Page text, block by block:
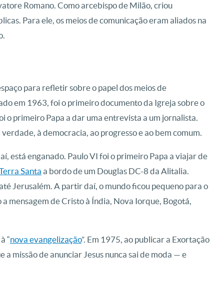
Romano. Como arcebispo de Milão, criou
Para ele, os meios de comunicação eram aliados na
para refletir sobre o papel dos meios de
em 1963, foi o primeiro documento da Igreja sobre o
o primeiro Papa a dar uma entrevista a um jornalista.
à democracia, ao progresso e ao bem comum.
está enganado. Paulo VI foi o primeiro Papa a viajar de
Santa a bordo de um Douglas DC-8 da Alitalia.
Jerusalém. A partir daí, o mundo ficou pequeno para o
mensagem de Cristo à Índia, Nova Iorque, Bogotá,
“nova evangelização”. Em 1975, ao publicar a Exortação
a missão de anunciar Jesus nunca sai de moda — e
Vida De Jonas Abib
R$ 42,41